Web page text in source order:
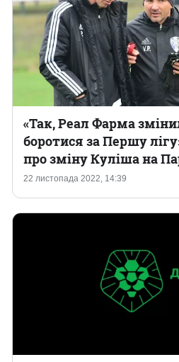
22 листопада 2022, 14:39
«Так, Реал Фарма
боротися за Першу
про зміну Куліша на